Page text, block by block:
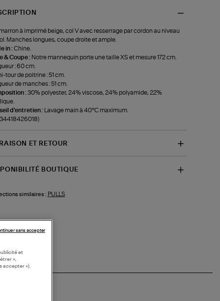
à imprimé beige, col V avec resserrage par cordon au niveau
Manches longues, coupe droite et ample.
in :Chine.
& Coupe : Notre mannequin porte une taille XS et mesure 172 cm.
: 60 cm.
tour de poitrine : 51 cm.
de manches : 51 cm.
:30% polyester, 24% viscose, 24% polyamide, 22%
d'entretien :
Lavage main à 40°C maximum.
ET RETOUR
BOUTIQUE
similaires : PULLS
et
»,
accepter »).
sans accepter